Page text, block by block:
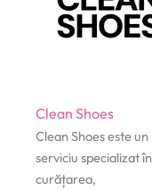
Clean Shoes
Clean Shoes este un
serviciu specializat în
curățarea,